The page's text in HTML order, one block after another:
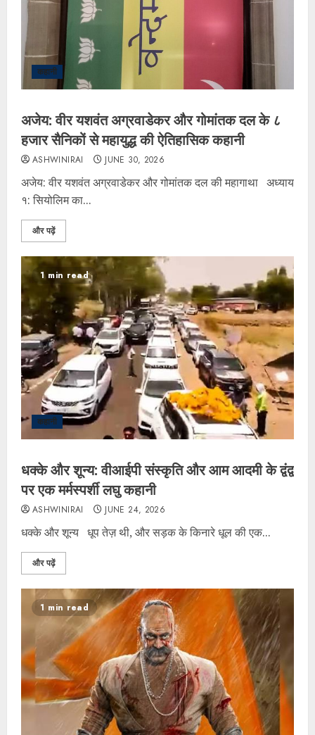
कहानी
अजेय: वीर यशवंत अग्रवाडेकर और गोमांतक दल के ८
हजार सैनिकों से महायुद्ध की ऐतिहासिक कहानी
ASHWINIRAI JUNE 30, 2026
अजेय: वीर यशवंत अग्रवाडेकर और गोमांतक दल की महागाथा अध्याय
१: सियोलिम का...
और पढ़ें
1 min read
कहानी
धक्के और शून्य: वीआईपी संस्कृति और आम आदमी के द्वंद्व
पर एक मर्मस्पर्शी लघु कहानी
ASHWINIRAI JUNE 24, 2026
धक्के और शून्य धूप तेज़ थी, और सड़क के किनारे धूल की एक...
और पढ़ें
1 min read